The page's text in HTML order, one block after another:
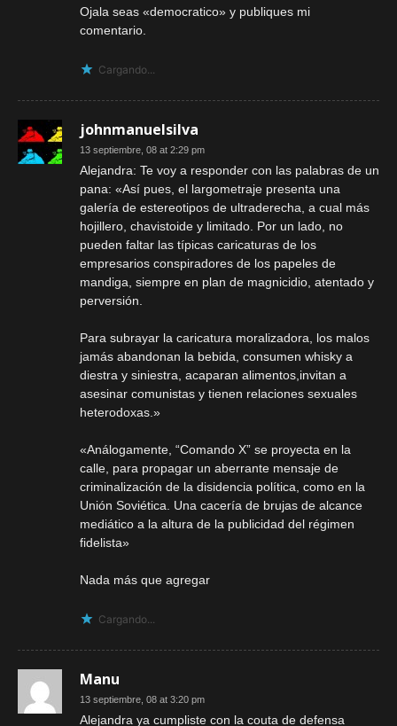
Ojala seas «democratico» y publiques mi
comentario.
Cargando...
johnmanuelsilva
13 septiembre, 08 at 2:29 pm
Alejandra: Te voy a responder con las palabras de un
pana: «Así pues, el largometraje presenta una
galería de estereotipos de ultraderecha, a cual más
hojillero, chavistoide y limitado. Por un lado, no
pueden faltar las típicas caricaturas de los
empresarios conspiradores de los papeles de
mandiga, siempre en plan de magnicidio, atentado y
perversión.
Para subrayar la caricatura moralizadora, los malos
jamás abandonan la bebida, consumen whisky a
diestra y siniestra, acaparan alimentos,invitan a
asesinar comunistas y tienen relaciones sexuales
heterodoxas.»
«Análogamente, “Comando X” se proyecta en la
calle, para propagar un aberrante mensaje de
criminalización de la disidencia política, como en la
Unión Soviética. Una cacería de brujas de alcance
mediático a la altura de la publicidad del régimen
fidelista»
Nada más que agregar
Cargando...
Manu
13 septiembre, 08 at 3:20 pm
Alejandra ya cumpliste con la couta de defensa